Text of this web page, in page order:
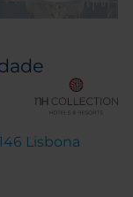
Lisbona